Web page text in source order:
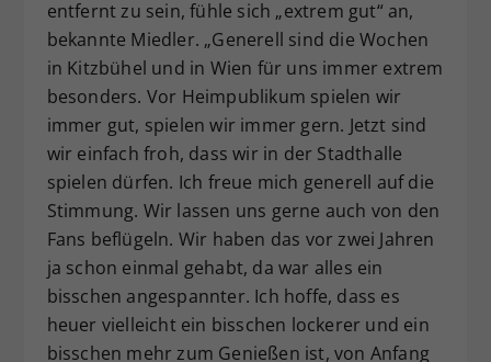
entfernt zu sein, fühle sich „extrem gut“ an,
bekannte Miedler. „Generell sind die Wochen
in Kitzbühel und in Wien für uns immer extrem
besonders. Vor Heimpublikum spielen wir
immer gut, spielen wir immer gern. Jetzt sind
wir einfach froh, dass wir in der Stadthalle
spielen dürfen. Ich freue mich generell auf die
Stimmung. Wir lassen uns gerne auch von den
Fans beflügeln. Wir haben das vor zwei Jahren
ja schon einmal gehabt, da war alles ein
bisschen angespannter. Ich hoffe, dass es
heuer vielleicht ein bisschen lockerer und ein
bisschen mehr zum Genießen ist, von Anfang